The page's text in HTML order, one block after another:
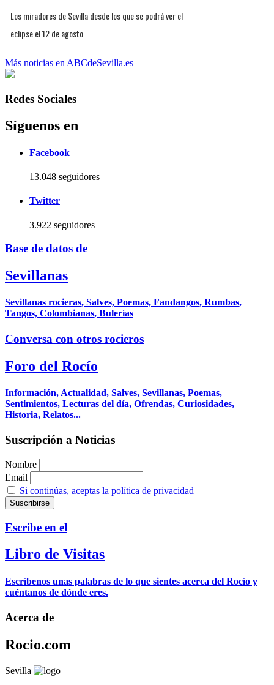
Los miradores de Sevilla desde los que se podrá ver el
eclipse el 12 de agosto
Más noticias en ABCdeSevilla.es
Redes Sociales
Síguenos en
Facebook
13.048 seguidores
Twitter
3.922 seguidores
Base de datos de
Sevillanas
Sevillanas rocieras, Salves, Poemas, Fandangos, Rumbas,
Tangos, Colombianas, Bulerías
Conversa con otros rocieros
Foro del Rocío
Información, Actualidad, Salves, Sevillanas, Poemas,
Sentimientos, Lecturas del día, Ofrendas, Curiosidades,
Historia, Relatos...
Suscripción a Noticias
Nombre
Email
Si continúas, aceptas la política de privacidad
Escribe en el
Libro de Visitas
Escríbenos unas palabras de lo que sientes acerca del Rocío y
cuéntanos de dónde eres.
Acerca de
Rocio.com
Sevilla